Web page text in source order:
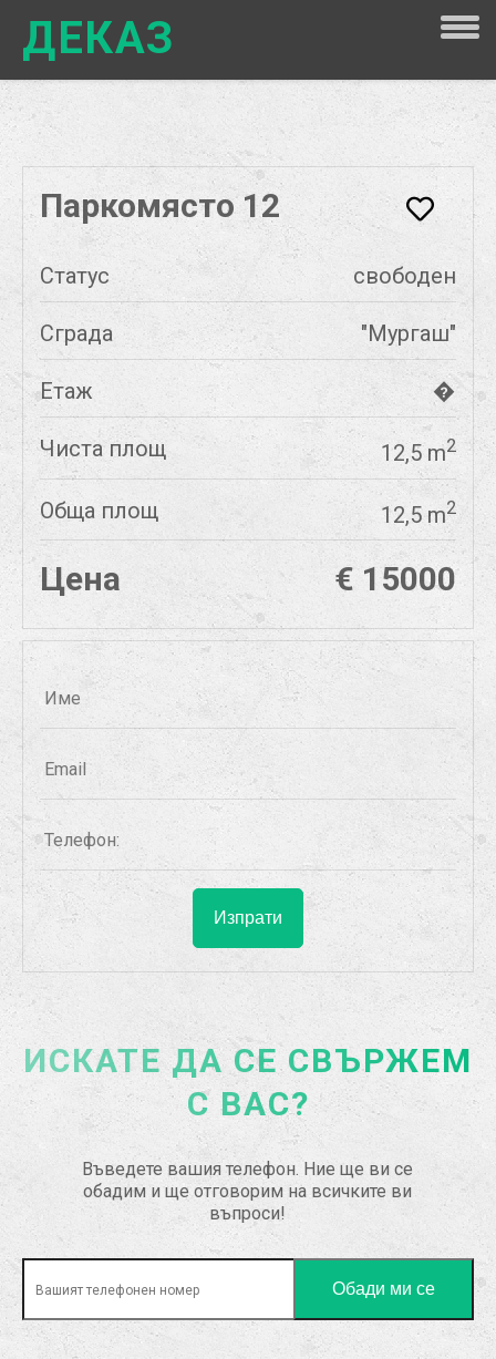
ДЕКАЗ
Паркомясто 12
Статус свободен
Сграда "Мургаш"
Етаж �
Чиста площ 12,5 m2
Обща площ 12,5 m2
Цена € 15000
ИСКАТЕ ДА СЕ СВЪРЖЕМ
С ВАС?
Въведете вашия телефон. Ние ще ви се
обадим и ще отговорим на всичките ви
въпроси!